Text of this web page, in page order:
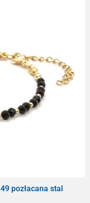
pozłacana stal